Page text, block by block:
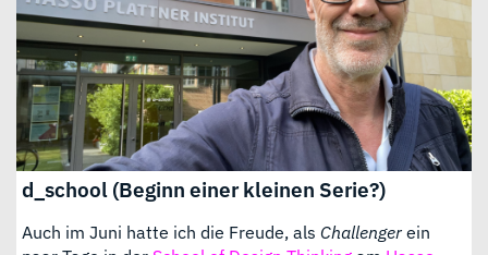
d_school (Beginn einer kleinen Serie?)
Auch im Juni hatte ich die Freude, als Challenger ein